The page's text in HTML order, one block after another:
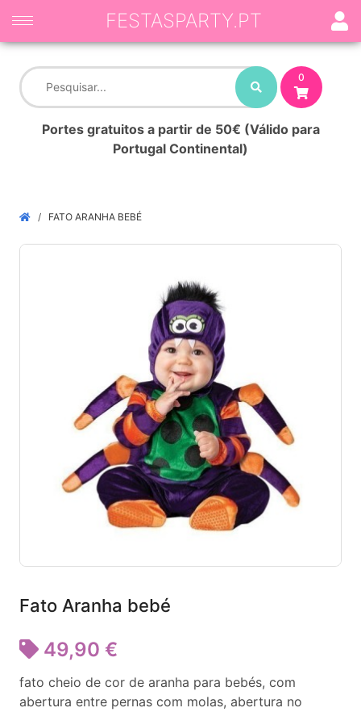
0
Portes gratuitos a partir de 50€ (Válido para
Portugal Continental)
FESTASPARTY.PT
FATO ARANHA BEBÉ
Fato Aranha bebé
49,90 €
fato cheio de cor de aranha para bebés, com
abertura entre pernas com molas, abertura no